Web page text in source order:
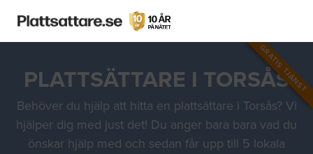
GRATIS TJÄNST
PLATTSÄTTARE I TORSÅS
Behöver du hjälp att hitta en plattsättare i Torsås? Vi
hjälper dig med just det! Du anger bara bara vad du
önskar hjälp med och sedan får upp till 5 lokala